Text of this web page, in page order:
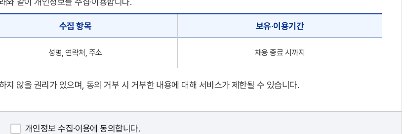
수집 항목 보유·이용기간
성명, 연락처, 주소 채용 종료 시까지
지 않을 권리가 있으며, 동의 거부 시 거부한 내용에 대해 서비스가 제한될 수 있습니다.
개인정보 수집·이용에 동의합니다.